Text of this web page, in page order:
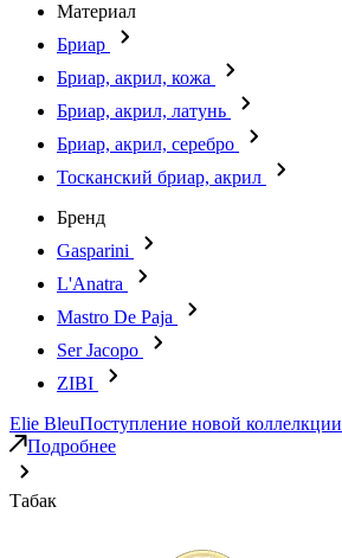
Материал
Бриар
Бриар, акрил, кожа
Бриар, акрил, латунь
Бриар, акрил, серебро
Тосканский бриар, акрил
Бренд
Gasparini
L'Anatra
Mastro De Paja
Ser Jacopo
ZIBI
Elie BleuПоступление новой коллелкции
Подробнее
Табак